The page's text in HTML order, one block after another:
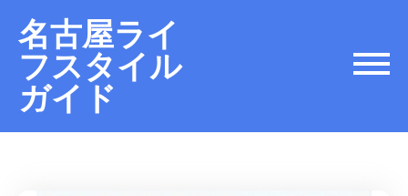
名古屋ライ
フスタイル
ガイド